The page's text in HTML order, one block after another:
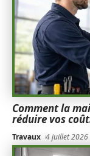
Comment la
réduire vos
Travaux 4 juillet 2026